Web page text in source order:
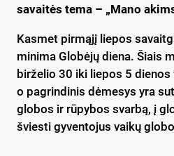
savaitės tema – „Mano
Kasmet pirmąjį liepos
minima Globėjų diena. Šiais
birželio 30 iki liepos 5 dienos
o pagrindinis dėmesys yra
globos ir rūpybos svarbą, į
šviesti gyventojus vaikų